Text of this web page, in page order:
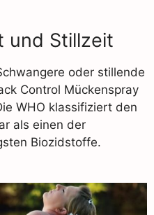
und Stillzeit
oder stillende
Control Mückenspray
WHO klassifiziert den
als einen der
Biozidstoffe.